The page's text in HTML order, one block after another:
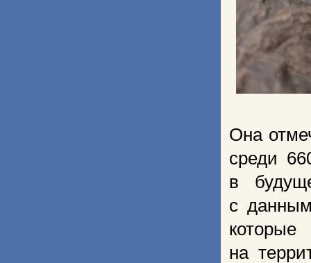
Она
среди
в
с
на